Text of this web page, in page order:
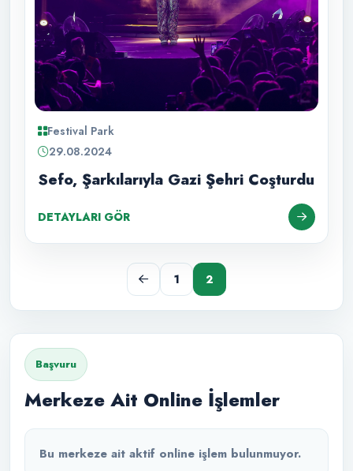
Festival Park
29.08.2024
Sefo, Şarkılarıyla Gazi Şehri Coşturdu
DETAYLARI GÖR
1 2
Başvuru
Merkeze Ait Online İşlemler
Bu merkeze ait aktif online işlem bulunmuyor.